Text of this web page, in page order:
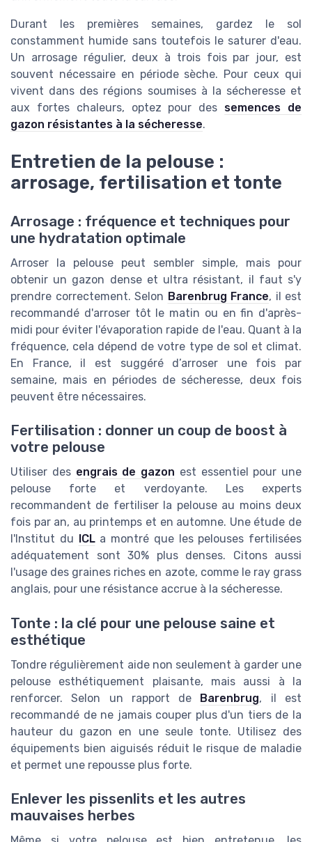
Durant les premières semaines, gardez le sol
constamment humide sans toutefois le saturer d'eau.
Un arrosage régulier, deux à trois fois par jour, est
souvent nécessaire en période sèche. Pour ceux qui
vivent dans des régions soumises à la sécheresse et
aux fortes chaleurs, optez pour des semences de
gazon résistantes à la sécheresse.
Entretien de la pelouse :
arrosage, fertilisation et tonte
Arrosage : fréquence et techniques pour
une hydratation optimale
Arroser la pelouse peut sembler simple, mais pour
obtenir un gazon dense et ultra résistant, il faut s'y
prendre correctement. Selon Barenbrug France, il est
recommandé d'arroser tôt le matin ou en fin d'après-
midi pour éviter l'évaporation rapide de l'eau. Quant à la
fréquence, cela dépend de votre type de sol et climat.
En France, il est suggéré d’arroser une fois par
semaine, mais en périodes de sécheresse, deux fois
peuvent être nécessaires.
Fertilisation : donner un coup de boost à
votre pelouse
Utiliser des engrais de gazon est essentiel pour une
pelouse forte et verdoyante. Les experts
recommandent de fertiliser la pelouse au moins deux
fois par an, au printemps et en automne. Une étude de
l'Institut du
ICLa montré que les pelouses fertilisées
adéquatement sont 30% plus denses. Citons aussi
l'usage des graines riches en azote, comme le ray grass
anglais, pour une résistance accrue à la sécheresse.
Tonte : la clé pour une pelouse saine et
esthétique
Tondre régulièrement aide non seulement à garder une
pelouse esthétiquement plaisante, mais aussi à la
renforcer. Selon un rapport de Barenbrug, il est
recommandé de ne jamais couper plus d'un tiers de la
hauteur du gazon en une seule tonte. Utilisez des
équipements bien aiguisés réduit le risque de maladie
et permet une repousse plus forte.
Enlever les pissenlits et les autres
mauvaises herbes